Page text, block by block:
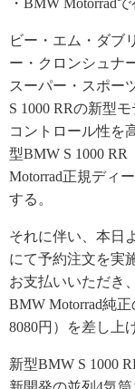
ビー・エム・ダブ
ー・クロンシュナ
スーパー・スポー
S 1000 RRの新型
コントロール性を
型BMW S 1000
Motorrad正規ディ
する。
それに伴い、本日
にて予約注文を実
お支払いいただき
BMW Motorrad純
8080円）を差し上
新型BMW S 1000